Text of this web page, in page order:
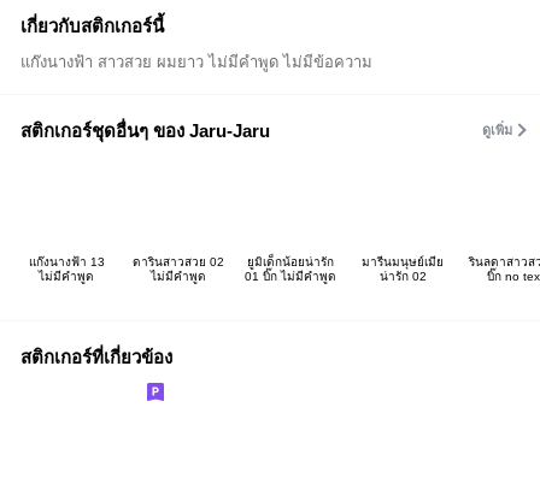
เกี่ยวกับสติกเกอร์นี้
แก๊งนางฟ้า สาวสวย ผมยาว ไม่มีคำพูด ไม่มีข้อความ
สติกเกอร์ชุดอื่นๆ ของ Jaru-Jaru ดูเพิ่ม
แก๊งนางฟ้า 13
ไม่มีคำพูด
ดารินสาวสวย 02
ไม่มีคำพูด
ยูมิเด็กน้อยน่ารัก
01 บิ๊ก ไม่มีคำพูด
มารีนมนุษย์เมีย
น่ารัก 02
รินลดาสาวส
บิ๊ก no
สติกเกอร์ที่เกี่ยวข้อง